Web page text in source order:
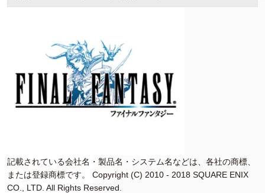
記載されている会社名・製品名・システム名などは、各社の商標、
または登録商標です。 Copyright (C) 2010 - 2018 SQUARE ENIX
CO., LTD. All Rights Reserved.